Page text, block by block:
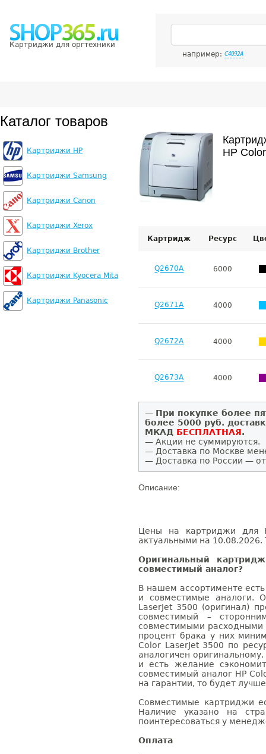
Картриджи для оргтехники
например: C4092A
Каталог товаров
Картриджи HP
Картриджи Samsung
Картриджи Canon
Картриджи Xerox
Картриджи Brother
Картриджи Kyocera Mita
Картриджи Panasonic
HP
Картридж Ресурс
Q2670A 6000
Q2671A 4000
Q2672A 4000
Q2673A 4000
— При покупке более
более 5000 руб.
МКАД БЕСПЛАТНАЯ.
— Акции не суммируются.
— Доставка по Москве
— Доставка по России —
Описание:
Цены на картриджи для
актуальными на 10.08.2026.
Оригинальный
совместимый аналог?
В нашем ассортименте
и совместимые аналоги.
LaserJet 3500 (оригинал)
совместимый –
совместимыми расходными
процент брака у них
Color LaserJet 3500 по
аналогичен
и есть желание
совместимый аналог HP
на гарантии, то будет
Совместимые картриджи
Наличие указано на
поинтересоваться у
Оплата